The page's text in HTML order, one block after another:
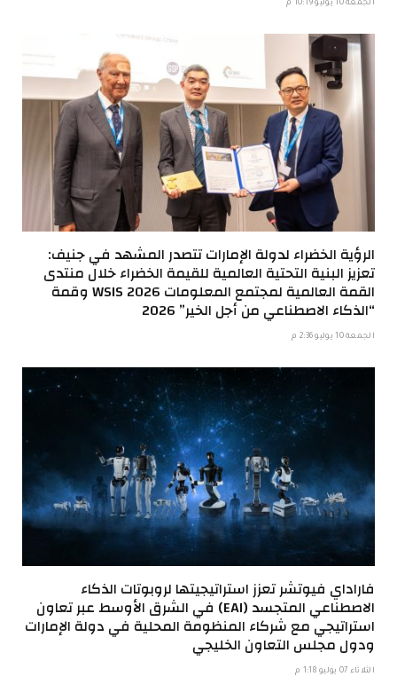
الجمعة 10 يوليو 10:19 م
الرؤية الخضراء لدولة الإمارات تتصدر المشهد في جنيف:
تعزيز البنية التحتية العالمية للقيمة الخضراء خلال منتدى
القمة العالمية لمجتمع المعلومات WSIS 2026 وقمة
“الذكاء الاصطناعي من أجل الخير” 2026
الجمعة 10 يوليو 2:36 م
فاراداي فيوتشر تعزز استراتيجيتها لروبوتات الذكاء
الاصطناعي المتجسد (EAI) في الشرق الأوسط عبر تعاون
استراتيجي مع شركاء المنظومة المحلية في دولة الإمارات
ودول مجلس التعاون الخليجي
الثلاثاء 07 يوليو 1:18 م